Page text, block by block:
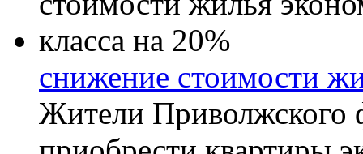
снижение стоимости
Жители Приволжского